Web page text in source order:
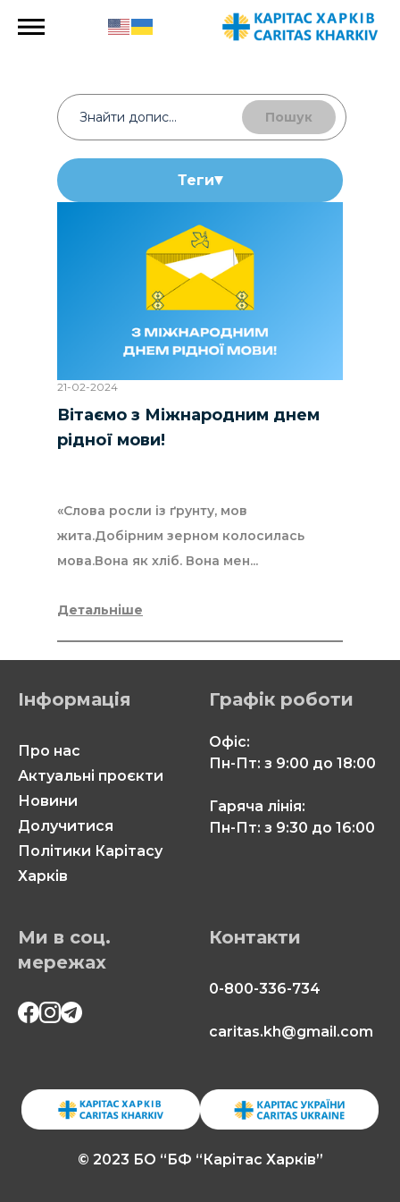
Пошук
Теги
21-02-2024
Вітаємо з Міжнародним днем
рідної мови!
«Слова росли із ґрунту, мов
жита.Добірним зерном колосилась
мова.Вона як хліб. Вона мен...
Детальніше
Інформація
Про нас
Актуальні проєкти
Новини
Долучитися
Політики Карітасу
Харків
Контакти
0-800-336-734
caritas.kh@gmail.com
Графік роботи
Офіс:
Пн-Пт: з 9:00 до 18:00
Гаряча лінія:
Пн-Пт: з 9:30 до 16:00
Ми в соц.
мережах
© 2023 БО “БФ “Карітас Харків”